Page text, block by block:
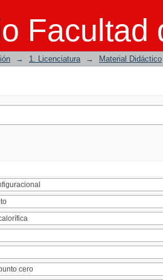
Facultad
→ 1. Licenciatura → Material Didáctico